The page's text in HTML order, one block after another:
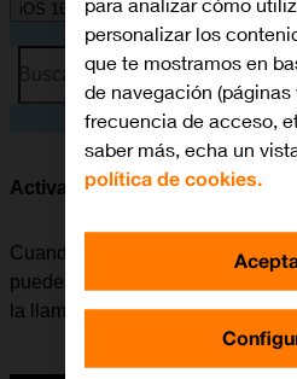
iOS 16.0
Busca por problema o tema
Activar o desactivar la llamada
Cuando la función de llamada
puede responder una nueva
la llamada en curso.
personalizar los
que te mostramos en
de navegación
frecuencia de acceso,
saber más, echa un
política de cookies.